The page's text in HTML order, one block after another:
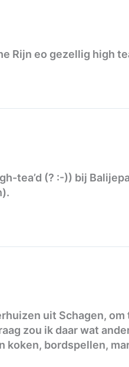
Rijn eo gezellig high
tea’d (? :-)) bij
uit Schagen,
zou ik daar wat
koken, bordspellen,